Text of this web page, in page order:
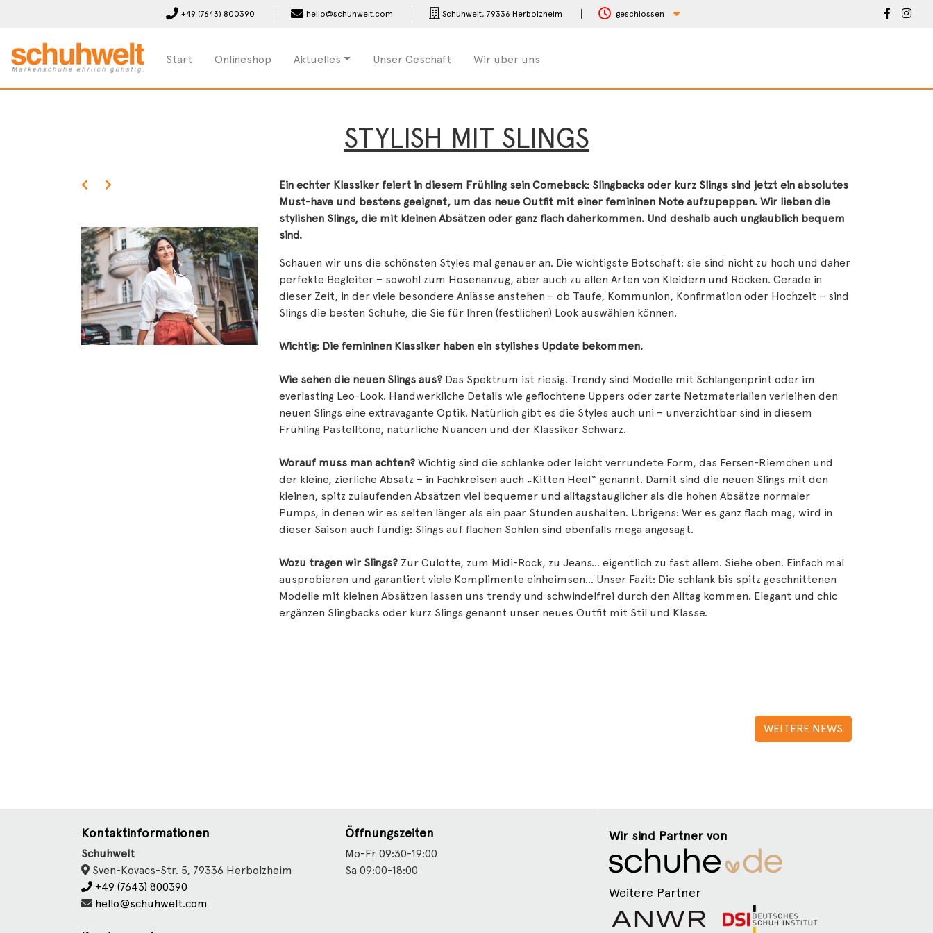
+49 (7643) 800390 hello@schuhwelt.com Schuhwelt, 79336 Herbolzheim geschlossen
Start Onlineshop Aktuelles Unser Geschäft Wir über uns
STYLISH MIT SLINGS
Ein echter Klassiker feiert in diesem Frühling sein Comeback: Slingbacks oder kurz Slings sind jetzt ein absolutes
Must-have und bestens geeignet, um das neue Outfit mit einer femininen Note aufzupeppen. Wir lieben die
stylishen Slings, die mit kleinen Absätzen oder ganz flach daherkommen. Und deshalb auch unglaublich bequem
sind.
Schauen wir uns die schönsten Styles mal genauer an. Die wichtigste Botschaft: sie sind nicht zu hoch und daher
perfekte Begleiter – sowohl zum Hosenanzug, aber auch zu allen Arten von Kleidern und Röcken. Gerade in
dieser Zeit, in der viele besondere Anlässe anstehen – ob Taufe, Kommunion, Konfirmation oder Hochzeit – sind
Slings die besten Schuhe, die Sie für Ihren (festlichen) Look auswählen können.
Wichtig: Die femininen Klassiker haben ein stylishes Update bekommen.
Wie sehen die neuen Slings aus? Das Spektrum ist riesig. Trendy sind Modelle mit Schlangenprint oder im
everlasting Leo-Look. Handwerkliche Details wie geflochtene Uppers oder zarte Netzmaterialien verleihen den
neuen Slings eine extravagante Optik. Natürlich gibt es die Styles auch uni – unverzichtbar sind in diesem
Frühling Pastelltöne, natürliche Nuancen und der Klassiker Schwarz.
Worauf muss man achten? Wichtig sind die schlanke oder leicht verrundete Form, das Fersen-Riemchen und
der kleine, zierliche Absatz – in Fachkreisen auch „Kitten Heel“ genannt. Damit sind die neuen Slings mit den
kleinen, spitz zulaufenden Absätzen viel bequemer und alltagstauglicher als die hohen Absätze normaler
Pumps, in denen wir es selten länger als ein paar Stunden aushalten. Übrigens: Wer es ganz flach mag, wird in
dieser Saison auch fündig: Slings auf flachen Sohlen sind ebenfalls mega angesagt.
Wozu tragen wir Slings? Zur Culotte, zum Midi-Rock, zu Jeans... eigentlich zu fast allem. Siehe oben. Einfach mal
ausprobieren und garantiert viele Komplimente einheimsen... Unser Fazit: Die schlank bis spitz geschnittenen
Modelle mit kleinen Absätzen lassen uns trendy und schwindelfrei durch den Alltag kommen. Elegant und chic
ergänzen Slingbacks oder kurz Slings genannt unser neues Outfit mit Stil und Klasse.
WEITERE NEWS
Kontaktinformationen
Schuhwelt
Sven-Kovacs-Str. 5, 79336 Herbolzheim
+49 (7643) 800390
hello@schuhwelt.com
Öffnungszeiten
Mo-Fr 09:30-19:00
Sa 09:00-18:00
Wir sind Partner von
Weitere Partner